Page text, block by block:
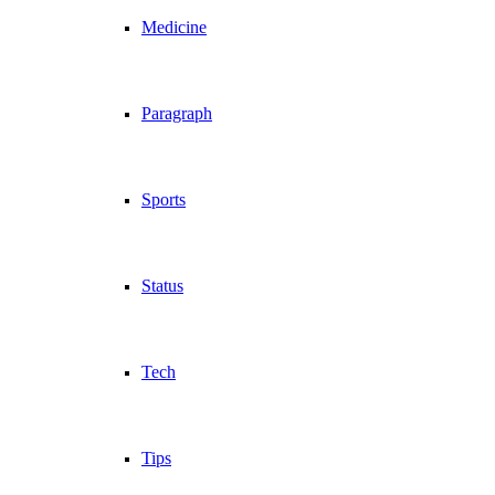
Medicine
Paragraph
Sports
Status
Tech
Tips